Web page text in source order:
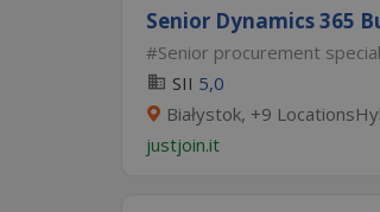
Senior Dynamics 365
Senior procurement
SII 5,0
Białystok, +9
justjoin.it